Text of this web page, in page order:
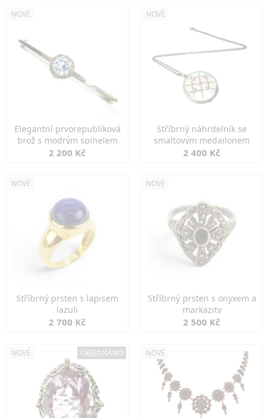
NOVÉ
Elegantní prvorepubliková
brož s modrým spinelem
2 200 Kč
NOVÉ
Stříbrný náhrdelník se
smaltovým medailonem
2 400 Kč
NOVÉ
Stříbrný prsten s lapisem
lazuli
2 700 Kč
NOVÉ
Stříbrný prsten s onyxem a
markazity
2 500 Kč
NOVÉ OBJEDNÁNO NOVÉ